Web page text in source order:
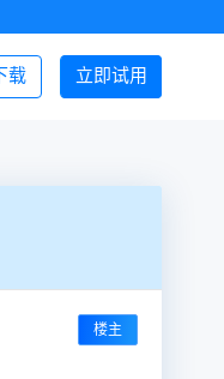
立即试用
载 登录/注册
楼主